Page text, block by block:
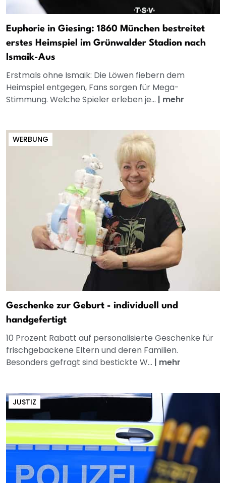
Euphorie in Giesing: 1860 München bestreitet
erstes Heimspiel im Grünwalder Stadion nach
Ismaik-Aus
Erstmals ohne Ismaik: Die Löwen fiebern dem
Heimspiel entgegen, Fans sorgen für Mega-
Stimmung. Welche Spieler erleben je... | mehr
WERBUNG
Geschenke zur Geburt - individuell und
handgefertigt
10 Prozent Rabatt auf personalisierte Geschenke für
frischgebackene Eltern und deren Familien.
Besonders gefragt sind bestickte W... | mehr
JUSTIZ